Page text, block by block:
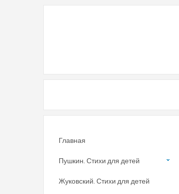
Главная
Пушкин. Стихи для детей
Жуковский. Стихи для детей